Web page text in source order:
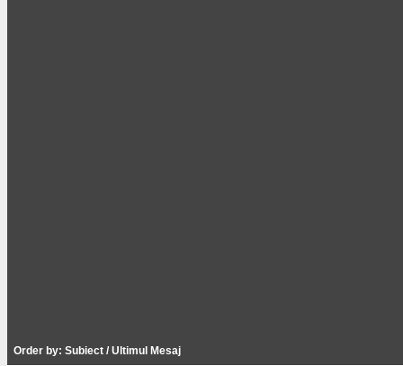
Order by: Subiect / Ultimul Mesaj